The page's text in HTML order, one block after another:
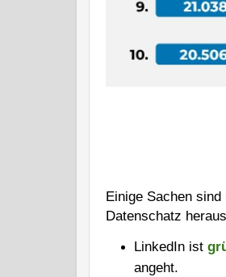
Einige Sachen
Datenschatz
LinkedIn ist
angeht.